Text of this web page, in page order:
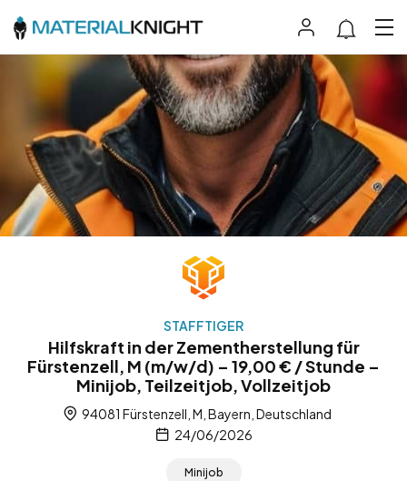
STAFFTIGER
Hilfskraft in der Zementherstellung für
Fürstenzell, M (m/w/d) – 19,00 € / Stunde –
Minijob, Teilzeitjob, Vollzeitjob
94081 Fürstenzell, M, Bayern, Deutschland
24/06/2026
Minijob